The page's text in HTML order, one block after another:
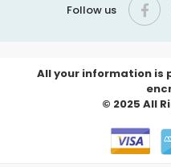
Follow us
All your information is
© 2025 All